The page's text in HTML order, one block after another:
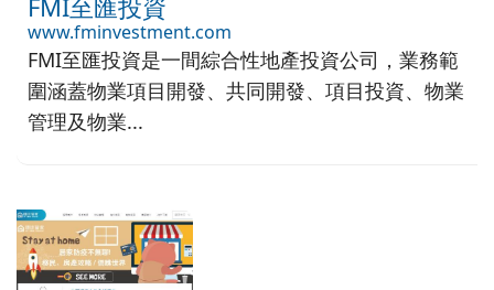
FMI至匯投資
www.fminvestment.com
FMI至匯投資是一間綜合性地產投資公司，業務範
圍涵蓋物業項目開發、共同開發、項目投資、物業
管理及物業...